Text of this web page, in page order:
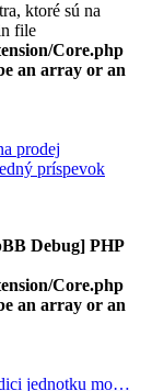
ktoré sú na
file
Core.php
an array or an
prodej
príspevok
Debug] PHP
Core.php
an array or an
jednotku mo…